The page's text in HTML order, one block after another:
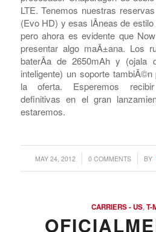
aquellos que estÃ¡n buscando
mÃ¡s de sabor podrÃ­an
se ve en el medio de la foto. De
esta es una imagen de prensa
supone que trae una pantala
procesador Snapdragon de
LTE. Tenemos nuestras
(Evo HD) y esas lÃ­neas de
pero ahora es evidente que
baterÃ­a de 2650mAh y (ojala
inteligente) un soporte
la oferta. Esperemos